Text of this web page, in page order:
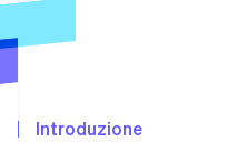
Radar
Costituzione di start-up
Introduzione